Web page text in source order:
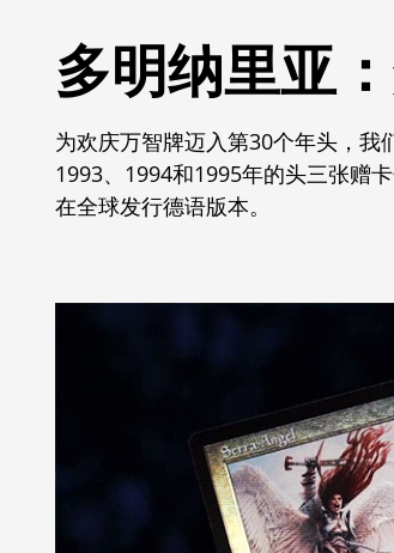
多明纳里亚
为欢庆万智牌迈入第30个年头，
1993、1994和1995年的头三张赠
在全球发行德语版本。